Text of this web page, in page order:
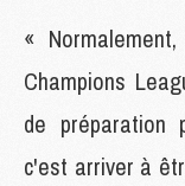
«
Champions
de préparation
c'est arriver à